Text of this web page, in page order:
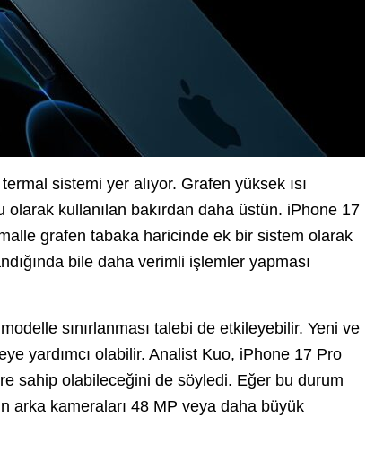
sistemi yer alıyor. Grafen yüksek ısı
kullanılan bakırdan daha üstün. iPhone 17
grafen tabaka haricinde ek bir sistem olarak
bile daha verimli işlemler yapması
sınırlanması talebi de etkileyebilir. Yeni ve
yardımcı olabilir. Analist Kuo, iPhone 17 Pro
sahip olabileceğini de söyledi. Eğer bu durum
arka kameraları 48 MP veya daha büyük